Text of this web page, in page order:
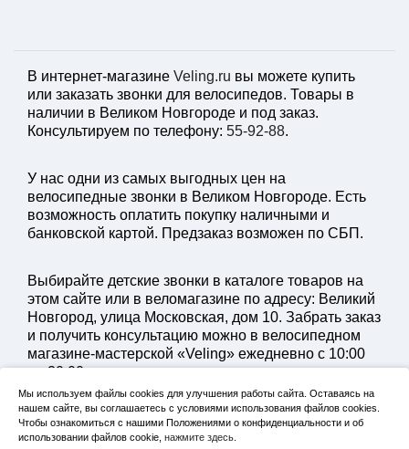
В интернет-магазине Veling.ru вы можете купить
или заказать звонки для велосипедов. Товары в
наличии в Великом Новгороде и под заказ.
Консультируем по телефону: 55-92-88.
У нас одни из самых выгодных цен на
велосипедные звонки в Великом Новгороде. Есть
возможность оплатить покупку наличными и
банковской картой. Предзаказ возможен по СБП.
Выбирайте детские звонки в каталоге товаров на
этом сайте или в веломагазине по адресу: Великий
Новгород, улица Московская, дом 10. Забрать заказ
и получить консультацию можно в велосипедном
магазине-мастерской «Veling» ежедневно с 10:00
до 20:00.
Каждый велосипед будет собран и отрегулирован
веломастером. При покупке велосипеда, дарим
Мы используем файлы cookies для улучшения работы сайта. Оставаясь на
нашем сайте, вы соглашаетесь с условиями использования файлов cookies.
Чтобы ознакомиться с нашими Положениями о конфиденциальности и об
использовании файлов cookie, нажмите здесь